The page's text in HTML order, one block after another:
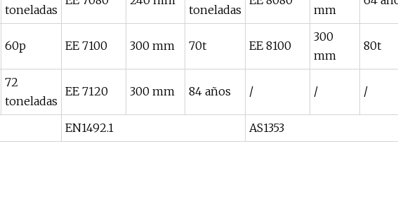
toneladas toneladas mm
60p EE 7100 300 mm 70t EE 8100
300
mm
80t
72
toneladas
EE 7120 300 mm 84 años / / /
EN1492.1 AS1353